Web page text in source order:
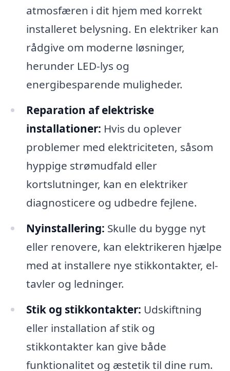
atmosfæren i dit hjem med korrekt
installeret belysning. En elektriker kan
rådgive om moderne løsninger,
herunder LED-lys og
energibesparende muligheder.
Reparation af elektriske
installationer: Hvis du oplever
problemer med elektriciteten, såsom
hyppige strømudfald eller
kortslutninger, kan en elektriker
diagnosticere og udbedre fejlene.
Nyinstallering: Skulle du bygge nyt
eller renovere, kan elektrikeren hjælpe
med at installere nye stikkontakter, el-
tavler og ledninger.
Stik og stikkontakter: Udskiftning
eller installation af stik og
stikkontakter kan give både
funktionalitet og æstetik til dine rum.